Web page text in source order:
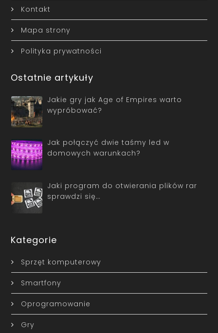
Kontakt
Mapa strony
Polityka prywatności
Ostatnie artykuły
Jakie gry jak Age of Empires warto
wypróbować?
Jak połączyć dwie taśmy led w
domowych warunkach?
Jaki program do otwierania plików rar
sprawdzi się…
Kategorie
Sprzęt komputerowy
Smartfony
Oprogramowanie
Gry